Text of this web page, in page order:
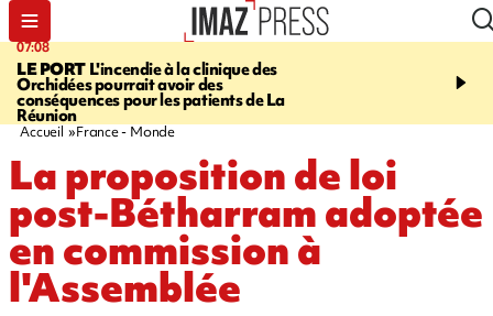
07:08
LE PORT L'incendie à la clinique des
Orchidées pourrait avoir des
conséquences pour les patients de La
Réunion
09:56
Accueil France - Monde
La proposition de loi
post-Bétharram adoptée
en commission à
l'Assemblée